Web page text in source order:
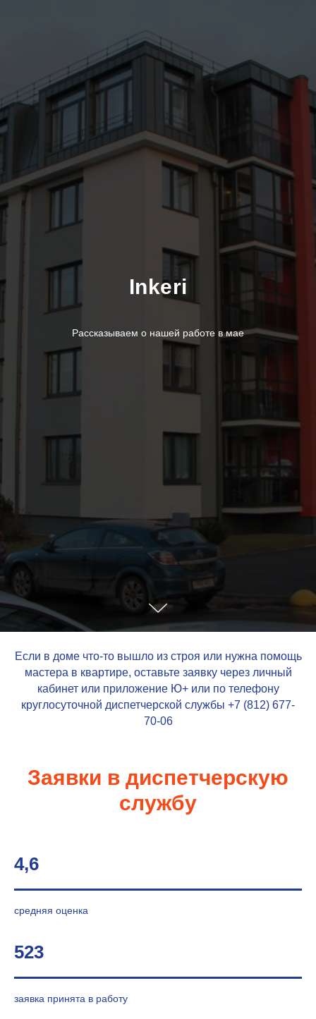
Inkeri
Рассказываем о нашей работе в мае
Если в доме что-то вышло из строя или нужна помощь
мастера в квартире, оставьте заявку через личный
кабинет или приложение Ю+ или по телефону
круглосуточной диспетчерской службы +7 (812) 677-
70-06
Заявки в диспетчерскую
службу
4,6
средняя оценка
523
заявка принята в работу